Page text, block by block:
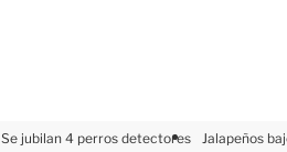
Se jubilan 4 perros detectores Jalapeños